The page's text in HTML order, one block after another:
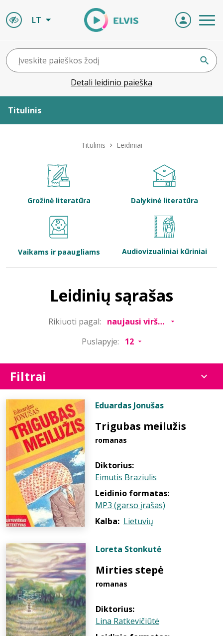
LT
Detali leidinio paieška
Titulinis
Bibliotekoms
Titulinis Leidiniai
Grožinė literatūra Dalykinė literatūra
Vaikams ir paaugliams Audiovizualiniai kūriniai
Leidinių sąrašas
Rikiuoti pagal:
Puslapyje:
Filtrai
Eduardas Jonušas
Trigubas meilužis
romanas
Diktorius:
Eimutis Braziulis
Leidinio formatas:
MP3 (garso įrašas)
Kalba: Lietuvių
Loreta Stonkutė
Mirties stepė
romanas
Diktorius:
Lina Ratkevičiūtė